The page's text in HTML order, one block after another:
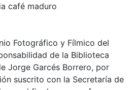
café maduro
Fotográfico y Fílmico del
de la Biblioteca
Jorge Garcés Borrero, por
suscrito con la Secretaría de